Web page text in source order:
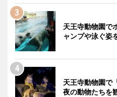
天王寺動物園
ャンプや泳ぐ姿
天王寺動物園で
夜の動物たちを